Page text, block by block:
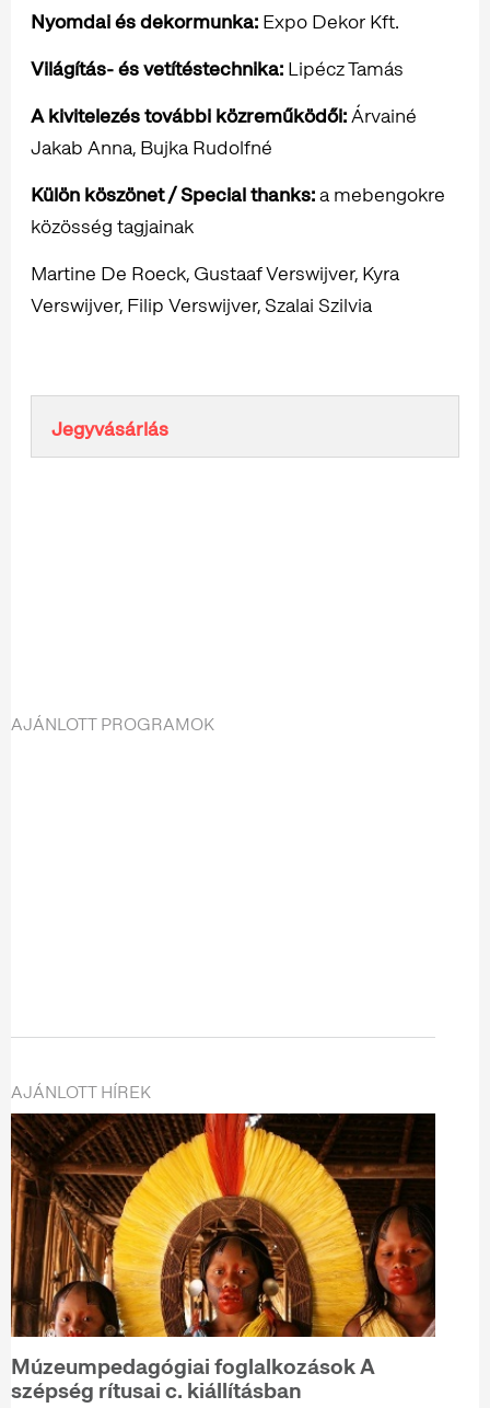
Nyomdai és dekormunka: Expo Dekor Kft.
Világítás- és vetítéstechnika: Lipécz Tamás
A kivitelezés további közreműködői:Árvainé
Jakab Anna, Bujka Rudolfné
Külön köszönet / Special thanks:a mebengokre
közösség tagjainak
Martine De Roeck, Gustaaf Verswijver, Kyra
Verswijver, Filip Verswijver, Szalai Szilvia
Jegyvásárlás
AJÁNLOTT PROGRAMOK
AJÁNLOTT HÍREK
Múzeumpedagógiai foglalkozások A
szépség rítusai c. kiállításban